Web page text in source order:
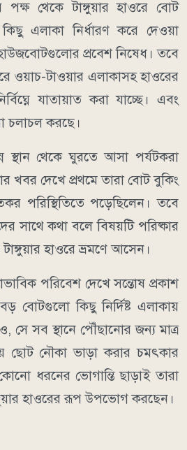
পক্ষ থেকে টাঙ্গুয়ার হাওরে বোট
কিছু এলাকা নির্ধারণ করে দেওয়া
প্রবেশ নিষেধ। তবে
ওয়াচ-টাওয়ার এলাকাসহ হাওরের
যাতায়াত করা যাচ্ছে। এবং
চলাচল করছে।
স্থান থেকে ঘুরতে আসা পর্যটকরা
খবর দেখে প্রথমে তারা বোট বুকিং
পরিস্থিতিতে পড়েছিলেন। তবে
সাথে কথা বলে বিষয়টি পরিষ্কার
হাওরে ভ্রমণে আসেন।
পরিবেশ দেখে সন্তোষ প্রকাশ
বোটগুলো কিছু নির্দিষ্ট এলাকায়
সে সব স্থানে পৌঁছানোর জন্য মাত্র
ছোট নৌকা ভাড়া করার চমৎকার
ধরনের ভোগান্তি ছাড়াই তারা
হাওরের রূপ উপভোগ করছেন।